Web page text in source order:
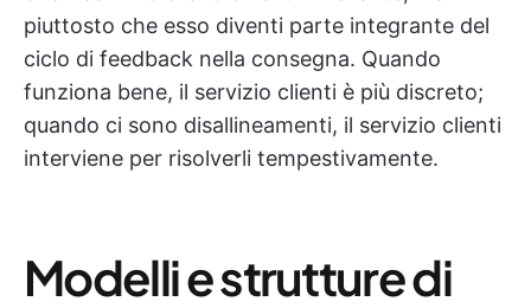
piuttosto che esso diventi parte integrante del
ciclo di feedback nella consegna. Quando
funziona bene, il servizio clienti è più discreto;
quando ci sono disallineamenti, il servizio clienti
interviene per risolverli tempestivamente.
Modelli e strutture di